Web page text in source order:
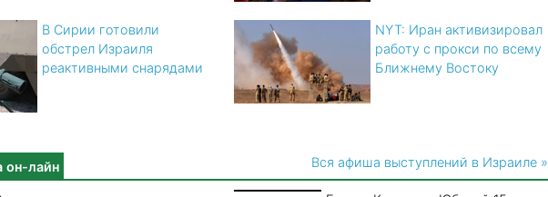
В Сирии готовили
обстрел Израиля
реактивными снарядами
NYT: Иран активизировал
работу с прокси по всему
Ближнему Востоку
он-лайн Вся афиша выступлений в Израиле »